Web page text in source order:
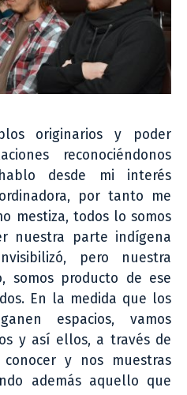
originarios y poder
reconociéndonos
desde mi interés
por tanto me
mestiza, todos lo somos
nuestra parte indígena
pero nuestra
somos producto de ese
En la medida que los
espacios, vamos
y así ellos, a través de
y nos muestras
además aquello que